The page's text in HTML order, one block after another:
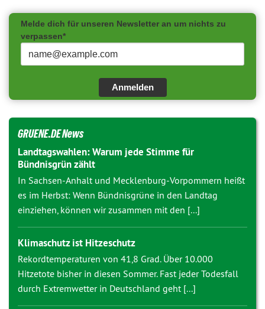
Melde dich für unseren Newsletter an um nichts zu
verpassen*
Anmelden
GRUENE.DE News
Landtagswahlen: Warum jede Stimme für
Bündnisgrün zählt
In Sachsen-Anhalt und Mecklenburg-Vorpommern heißt
es im Herbst: Wenn Bündnisgrüne in den Landtag
einziehen, können wir zusammen mit den [...]
Klimaschutz ist Hitzeschutz
Rekordtemperaturen von 41,8 Grad. Über 10.000
Hitzetote bisher in diesen Sommer. Fast jeder Todesfall
durch Extremwetter in Deutschland geht [...]